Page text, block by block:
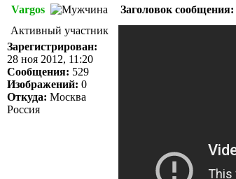
Vargos Заголовок сообщения:
Активный участник
Зарегистрирован:
28 ноя 2012, 11:20
Сообщения: 529
Изображений: 0
Откуда: Москва
Россия